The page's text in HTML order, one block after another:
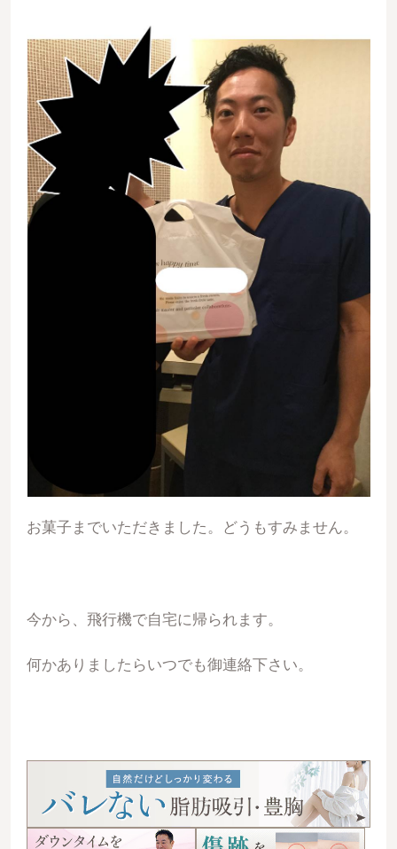
お菓子までいただきました。どうもすみません。
今から、飛行機で自宅に帰られます。
何かありましたらいつでも御連絡下さい。